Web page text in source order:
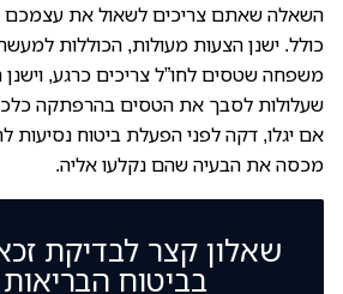
השאלה שאתם צריכים לשאול את עצמכם
כולל. ישנן הצעות מעולות, הכוללות
משפחה שטסים לחו”ל צריכים כרגע,
שעלולות לסבך את הטסים בהרפתקה
אם יגלו, דקה לפני הפעלת ביטוח נסיעות
מכסה את הבעיה שהם נקלעו אליה.
שאלון קצר לבדיקת
בביטוח